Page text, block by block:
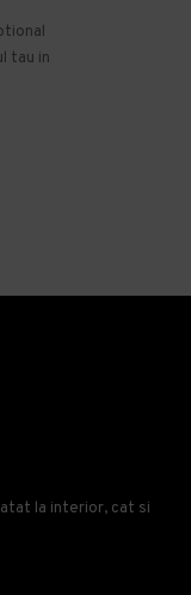
tau in
la interior, cat si